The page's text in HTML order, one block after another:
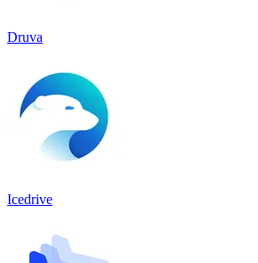
Druva
Icedrive